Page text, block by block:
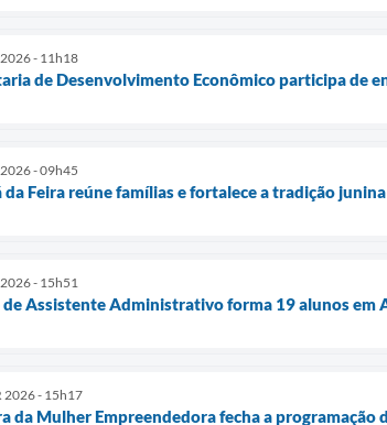
- 11h18
de Desenvolvimento Econômico participa de
- 09h45
da Feira reúne famílias e fortalece a tradição
- 15h51
de Assistente Administrativo forma 19 alunos em
2026 - 15h17
da Mulher Empreendedora fecha a